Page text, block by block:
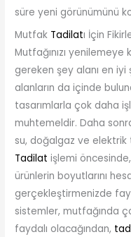
süre yeni görünümünü
Mutfak Tadilatı İçin
Mutfağınızı
gereken şey alanı en
alanların da içinde
tasarımlarla çok daha
muhtemeldir. Daha
su, doğalgaz ve elektrik
Tadilat işlemi
ürünlerin boyutlarını
gerçekleştirmenizde
sistemler, mutfağında
faydalı olacağından,